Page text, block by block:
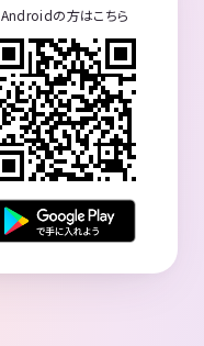
Androidの方はこちら